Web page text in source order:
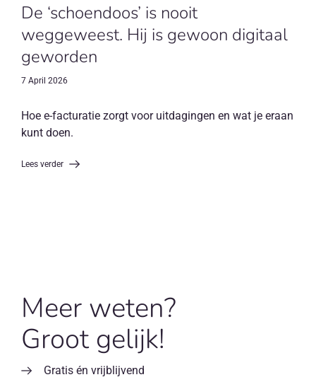
De ‘schoendoos’ is nooit
weggeweest. Hij is gewoon digitaal
geworden
7 April 2026
Hoe e-facturatie zorgt voor uitdagingen en wat je eraan
kunt doen.
Lees verder
Meer weten?
Groot gelijk!
Gratis én vrijblijvend